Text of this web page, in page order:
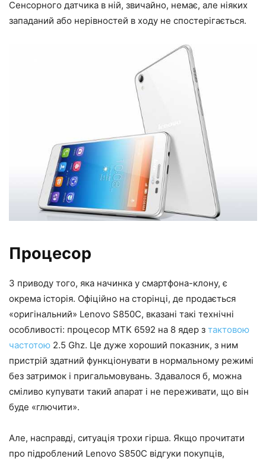
Сенсорного датчика в ній, звичайно, немає, але ніяких
западаний або нерівностей в ходу не спостерігається.
Процесор
З приводу того, яка начинка у смартфона-клону, є
окрема історія. Офіційно на сторінці, де продається
«оригінальний» Lenovo S850C, вказані такі технічні
особливості: процесор MTK 6592 на 8 ядер з тактовою
частотою 2.5 Ghz. Це дуже хороший показник, з ним
пристрій здатний функціонувати в нормальному режимі
без затримок і пригальмовувань. Здавалося б, можна
сміливо купувати такий апарат і не переживати, що він
буде «глючити».
Але, насправді, ситуація трохи гірша. Якщо прочитати
про підроблений Lenovo S850C відгуки покупців,